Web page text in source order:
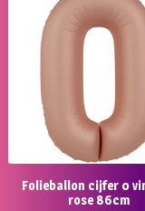
Folieballon cijfer 0
rose 86cm